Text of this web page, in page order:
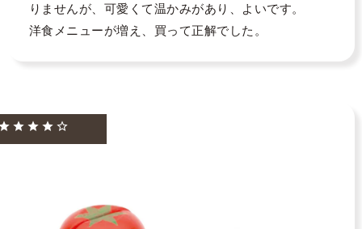
りませんが、可愛くて温かみがあり、よいです。
洋食メニューが増え、買って正解でした。